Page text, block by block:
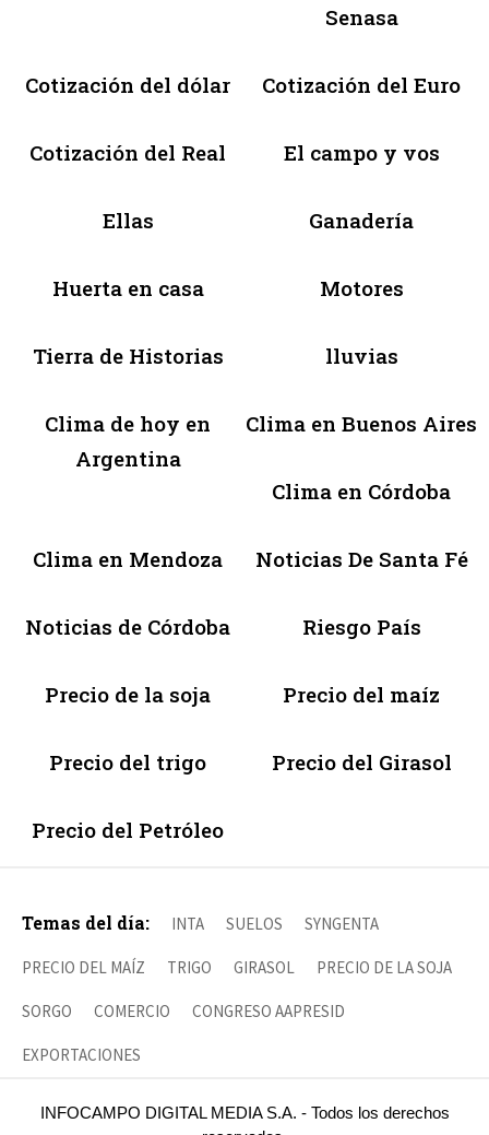
Senasa
Cotización del dólar Cotización del Euro
Cotización del Real El campo y vos
Ellas Ganadería
Huerta en casa Motores
Tierra de Historias lluvias
Clima de hoy en
Argentina
Clima en Buenos Aires
Clima en Córdoba
Clima en Mendoza Noticias De Santa Fé
Noticias de Córdoba Riesgo País
Precio de la soja Precio del maíz
Precio del trigo Precio del Girasol
Precio del Petróleo
Temas del día: INTA SUELOS SYNGENTA
PRECIO DEL MAÍZ TRIGO GIRASOL PRECIO DE LA SOJA
SORGO COMERCIO CONGRESO AAPRESID
EXPORTACIONES
INFOCAMPO DIGITAL MEDIA S.A. - Todos los derechos